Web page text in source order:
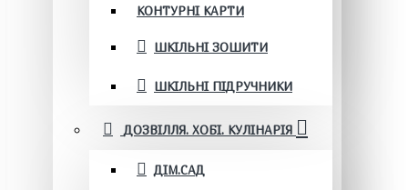
КОНТУРНІ КАРТИ
ШКІЛЬНІ ЗОШИТИ
ШКІЛЬНІ ПІДРУЧНИКИ
ДОЗВІЛЛЯ. ХОБІ. КУЛІНАРІЯ
ДІМ.САД